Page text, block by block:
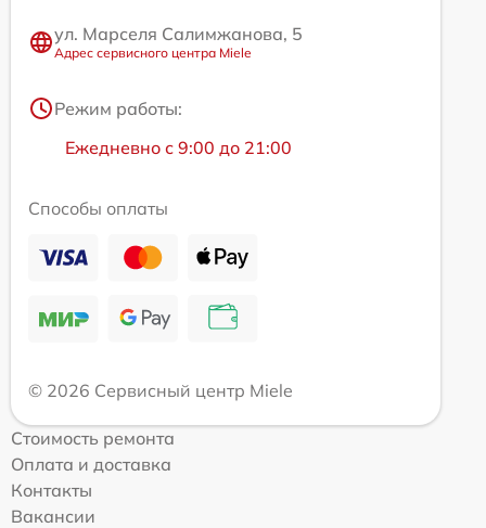
ул. Марселя Салимжанова, 5
Адрес сервисного центра Miele
Режим работы:
Ежедневно с 9:00 до 21:00
Способы оплаты
© 2026 Сервисный центр Miele
Стоимость ремонта
Оплата и доставка
Контакты
Вакансии